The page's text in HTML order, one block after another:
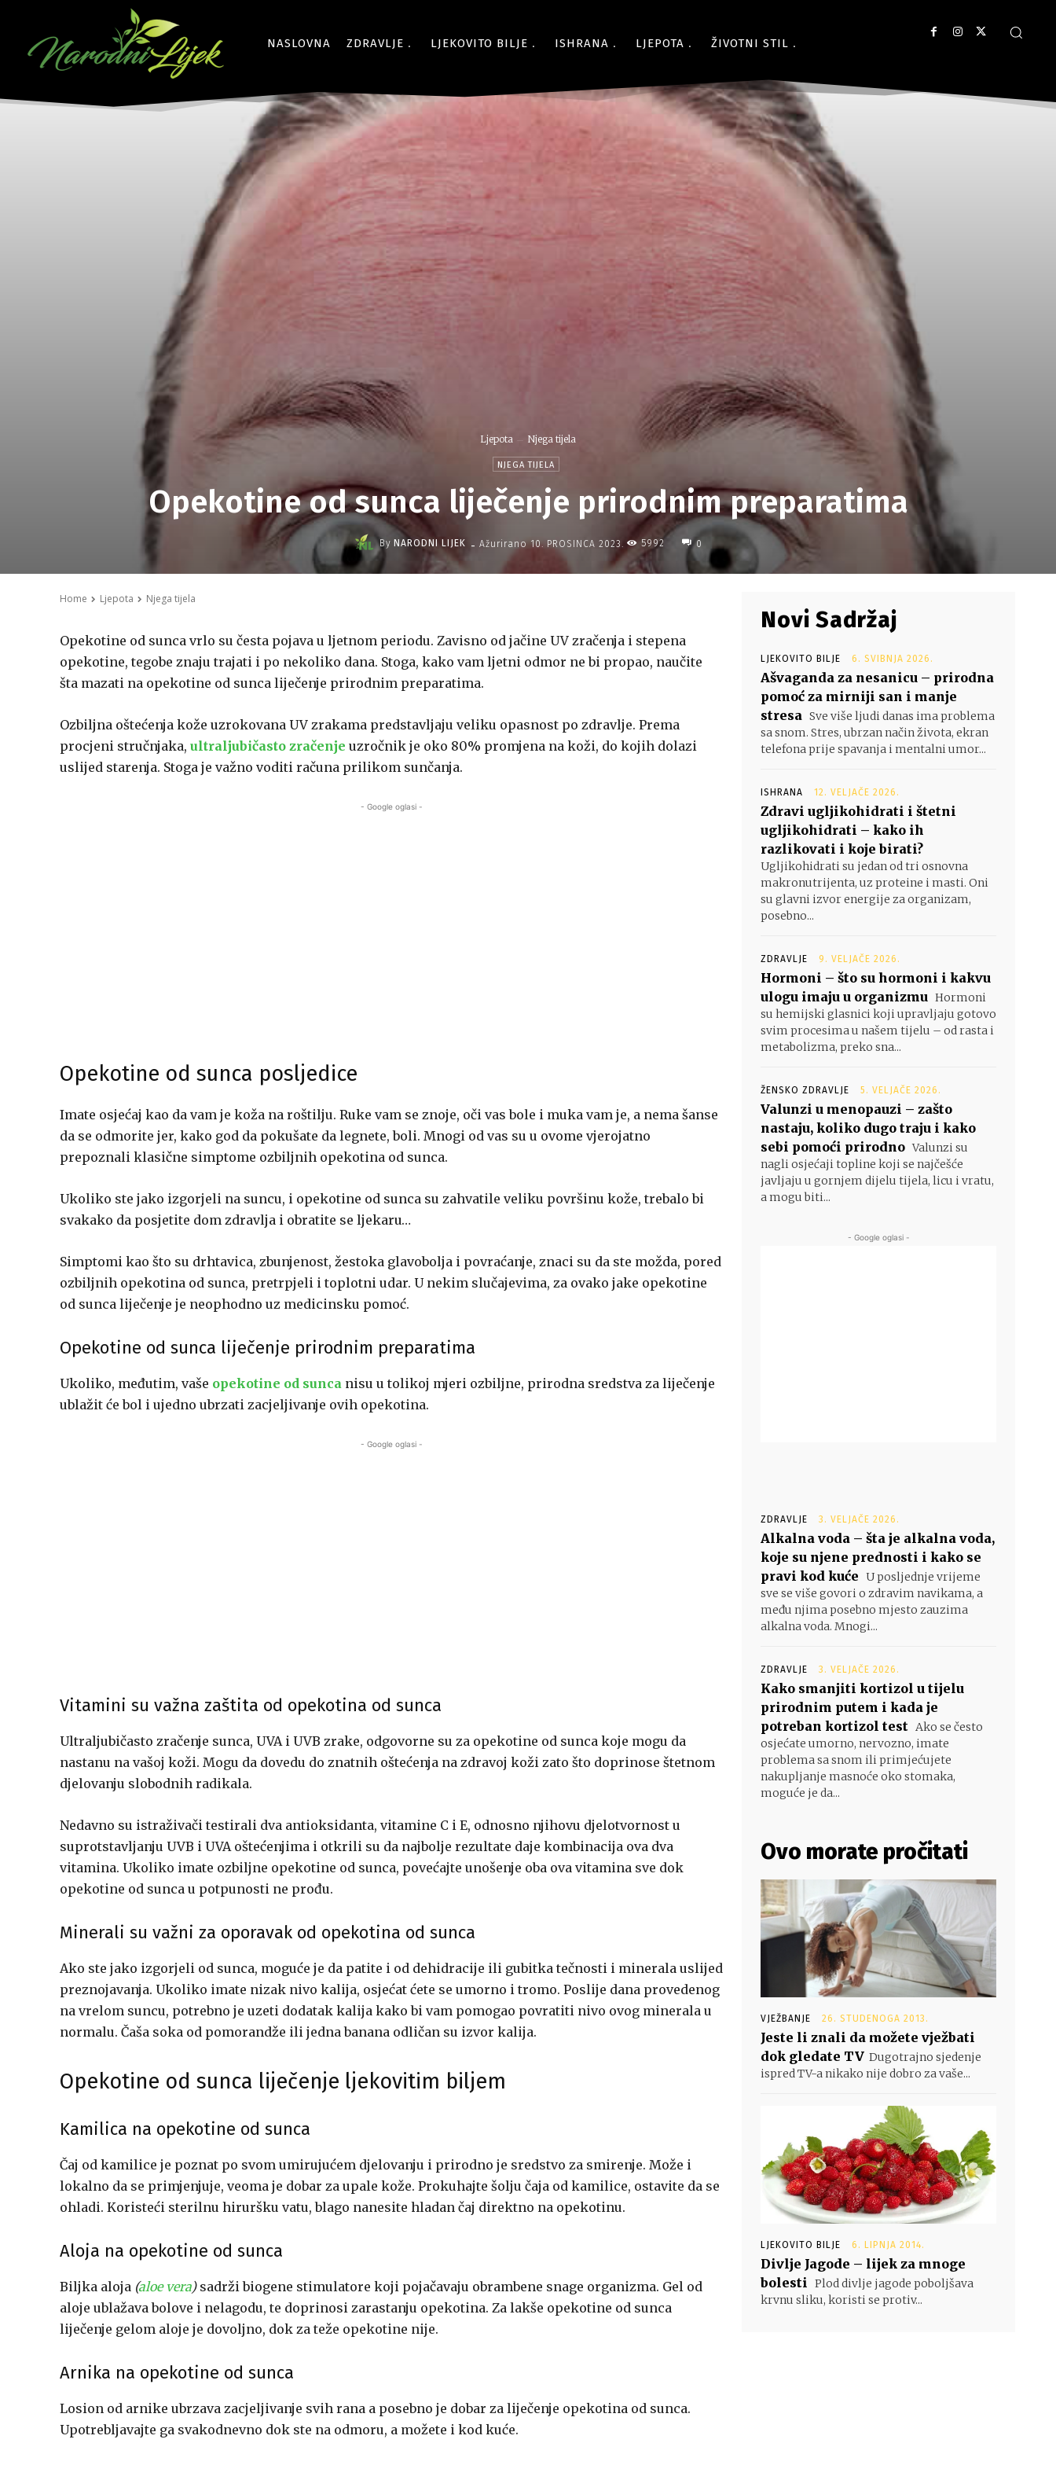
NASLOVNA ZDRAVLJE LJEKOVITO BILJE ISHRANA LJEPOTA ŽIVOTNI STIL
Ljepota Njega tijela
NJEGA TIJELA
Opekotine od sunca liječenje prirodnim preparatima
By NARODNI LIJEK - Ažurirano 10. PROSINCA 2023. 5992 0
Home Ljepota Njega tijela
Opekotine od sunca vrlo su česta pojava u ljetnom periodu. Zavisno od jačine UV zračenja i stepena
opekotine, tegobe znaju trajati i po nekoliko dana. Stoga, kako vam ljetni odmor ne bi propao, naučite
šta mazati na opekotine od sunca liječenje prirodnim preparatima.
Ozbiljna oštećenja kože uzrokovana UV zrakama predstavljaju veliku opasnost po zdravlje. Prema
procjeni stručnjaka, ultraljubičasto zračenje uzročnik je oko 80% promjena na koži, do kojih dolazi
uslijed starenja. Stoga je važno voditi računa prilikom sunčanja.
- Google oglasi -
Opekotine od sunca posljedice
Imate osjećaj kao da vam je koža na roštilju. Ruke vam se znoje, oči vas bole i muka vam je, a nema šanse
da se odmorite jer, kako god da pokušate da legnete, boli. Mnogi od vas su u ovome vjerojatno
prepoznali klasične simptome ozbiljnih opekotina od sunca.
Ukoliko ste jako izgorjeli na suncu, i opekotine od sunca su zahvatile veliku površinu kože, trebalo bi
svakako da posjetite dom zdravlja i obratite se ljekaru…
Simptomi kao što su drhtavica, zbunjenost, žestoka glavobolja i povraćanje, znaci su da ste možda, pored
ozbiljnih opekotina od sunca, pretrpjeli i toplotni udar. U nekim slučajevima, za ovako jake opekotine
od sunca liječenje je neophodno uz medicinsku pomoć.
Opekotine od sunca liječenje prirodnim preparatima
Ukoliko, međutim, vaše opekotine od sunca nisu u tolikoj mjeri ozbiljne, prirodna sredstva za liječenje
ublažit će bol i ujedno ubrzati zacjeljivanje ovih opekotina.
- Google oglasi -
Vitamini su važna zaštita od opekotina od sunca
Ultraljubičasto zračenje sunca, UVA i UVB zrake, odgovorne su za opekotine od sunca koje mogu da
nastanu na vašoj koži. Mogu da dovedu do znatnih oštećenja na zdravoj koži zato što doprinose štetnom
djelovanju slobodnih radikala.
Nedavno su istraživači testirali dva antioksidanta, vitamine C i E, odnosno njihovu djelotvornost u
suprotstavljanju UVB i UVA oštećenjima i otkrili su da najbolje rezultate daje kombinacija ova dva
vitamina. Ukoliko imate ozbiljne opekotine od sunca, povećajte unošenje oba ova vitamina sve dok
opekotine od sunca u potpunosti ne prođu.
Minerali su važni za oporavak od opekotina od sunca
Ako ste jako izgorjeli od sunca, moguće je da patite i od dehidracije ili gubitka tečnosti i minerala uslijed
preznojavanja. Ukoliko imate nizak nivo kalija, osjećat ćete se umorno i tromo. Poslije dana provedenog
na vrelom suncu, potrebno je uzeti dodatak kalija kako bi vam pomogao povratiti nivo ovog minerala u
normalu. Čaša soka od pomorandže ili jedna banana odličan su izvor kalija.
Opekotine od sunca liječenje ljekovitim biljem
Kamilica na opekotine od sunca
Čaj od kamilice je poznat po svom umirujućem djelovanju i prirodno je sredstvo za smirenje. Može i
lokalno da se primjenjuje, veoma je dobar za upale kože. Prokuhajte šolju čaja od kamilice, ostavite da se
ohladi. Koristeći sterilnu hiruršku vatu, blago nanesite hladan čaj direktno na opekotinu.
Aloja na opekotine od sunca
Biljka aloja (aloe vera)sadrži biogene stimulatore koji pojačavaju obrambene snage organizma. Gel od
aloje ublažava bolove i nelagodu, te doprinosi zarastanju opekotina. Za lakše opekotine od sunca
liječenje gelom aloje je dovoljno, dok za teže opekotine nije.
Arnika na opekotine od sunca
Losion od arnike ubrzava zacjeljivanje svih rana a posebno je dobar za liječenje opekotina od sunca.
Upotrebljavajte ga svakodnevno dok ste na odmoru, a možete i kod kuće.
Novi Sadržaj
LJEKOVITO BILJE 6. SVIBNJA 2026.
Ašvaganda za nesanicu – prirodna
pomoć za mirniji san i manje
stresa Sve više ljudi danas ima problema
sa snom. Stres, ubrzan način života, ekran
telefona prije spavanja i mentalni umor...
ISHRANA 12. VELJAČE 2026.
Zdravi ugljikohidrati i štetni
ugljikohidrati – kako ih
razlikovati i koje birati?
Ugljikohidrati su jedan od tri osnovna
makronutrijenta, uz proteine i masti. Oni
su glavni izvor energije za organizam,
posebno...
ZDRAVLJE 9. VELJAČE 2026.
Hormoni – što su hormoni i kakvu
ulogu imaju u organizmu Hormoni
su hemijski glasnici koji upravljaju gotovo
svim procesima u našem tijelu – od rasta i
metabolizma, preko sna...
ŽENSKO ZDRAVLJE 5. VELJAČE 2026.
Valunzi u menopauzi – zašto
nastaju, koliko dugo traju i kako
sebi pomoći prirodno Valunzi su
nagli osjećaji topline koji se najčešće
javljaju u gornjem dijelu tijela, licu i vratu,
a mogu biti...
- Google oglasi -
ZDRAVLJE 3. VELJAČE 2026.
Alkalna voda – šta je alkalna voda,
koje su njene prednosti i kako se
pravi kod kuće U posljednje vrijeme
sve se više govori o zdravim navikama, a
među njima posebno mjesto zauzima
alkalna voda. Mnogi...
ZDRAVLJE 3. VELJAČE 2026.
Kako smanjiti kortizol u tijelu
prirodnim putem i kada je
potreban kortizol test Ako se često
osjećate umorno, nervozno, imate
problema sa snom ili primjećujete
nakupljanje masnoće oko stomaka,
moguće je da...
Ovo morate pročitati
VJEŽBANJE 26. STUDENOGA 2013.
Jeste li znali da možete vježbati
dok gledate TV Dugotrajno sjedenje
ispred TV-a nikako nije dobro za vaše...
LJEKOVITO BILJE 6. LIPNJA 2014.
Divlje Jagode – lijek za mnoge
bolesti Plod divlje jagode poboljšava
krvnu sliku, koristi se protiv...